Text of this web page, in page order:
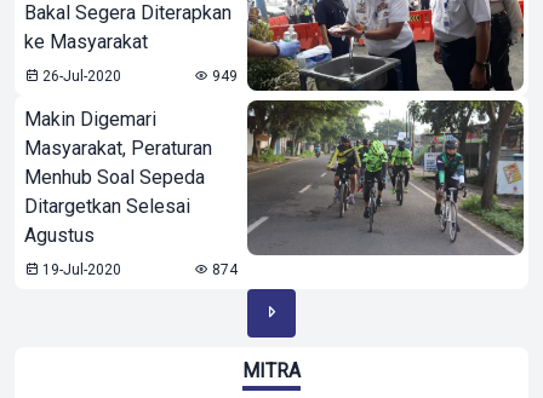
Bakal Segera Diterapkan
ke Masyarakat
26-Jul-2020 949
Makin Digemari
Masyarakat, Peraturan
Menhub Soal Sepeda
Ditargetkan Selesai
Agustus
19-Jul-2020 874
MITRA